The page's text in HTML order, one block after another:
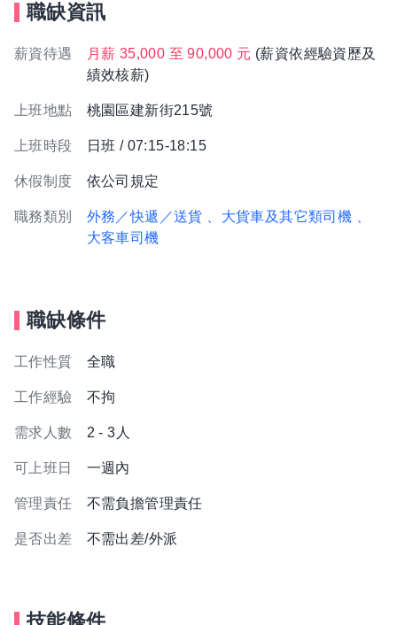
職缺資訊
薪資待遇 月薪 35,000 至 90,000 元 (薪資依經驗資歷及
績效核薪)
上班地點 桃園區建新街215號
上班時段 日班 / 07:15-18:15
休假制度 依公司規定
職務類別 外務／快遞／送貨 、大貨車及其它類司機
大客車司機
職缺條件
工作性質 全職
工作經驗 不拘
需求人數 2 - 3人
可上班日 一週內
管理責任 不需負擔管理責任
是否出差 不需出差/外派